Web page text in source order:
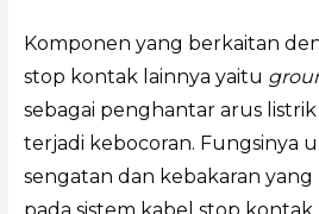
Komponen yang berkaitan
stop kontak lainnya yaitu
sebagai penghantar arus
terjadi kebocoran. Fungsinya
sengatan dan kebakaran